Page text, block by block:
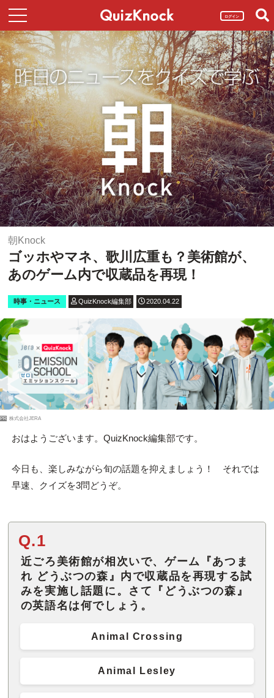
ログイン
朝Knock
ゴッホやマネ、歌川広重も？美術館が、
あのゲーム内で収蔵品を再現！
時事・ニュース QuizKnock編集部 2020.04.22
PR 株式会社JERA
おはようございます。QuizKnock編集部です。
今日も、楽しみながら旬の話題を抑えましょう！ それでは
早速、クイズを3問どうぞ。
Q.1
近ごろ美術館が相次いで、ゲーム『あつま
れ どうぶつの森』内で収蔵品を再現する試
みを実施し話題に。さて『どうぶつの森』
の英語名は何でしょう。
Animal Crossing
Animal Lesley